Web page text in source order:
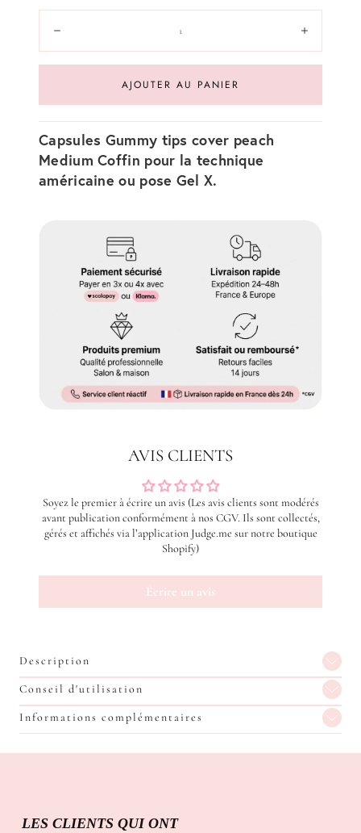
AJOUTER AU PANIER
Capsules Gummy tips cover peach
Medium Coffin pour la technique
américaine ou pose Gel X.
AVIS CLIENTS
Soyez le premier à écrire un avis (Les avis clients sont modérés
avant publication conformément à nos CGV. Ils sont collectés,
gérés et affichés via l’application Judge.me sur notre boutique
Shopify)
Écrire un avis
Description
Conseil d'utilisation
Informations complémentaires
LES CLIENTS QUI ONT